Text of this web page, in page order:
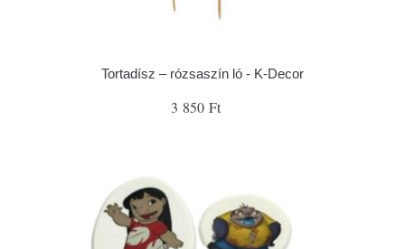
Tortadísz – rózsaszín ló - K-Decor
3 850 Ft